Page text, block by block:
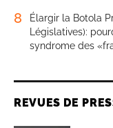
8
Élargir la Botola
Législatives):
syndrome des
REVUES DE